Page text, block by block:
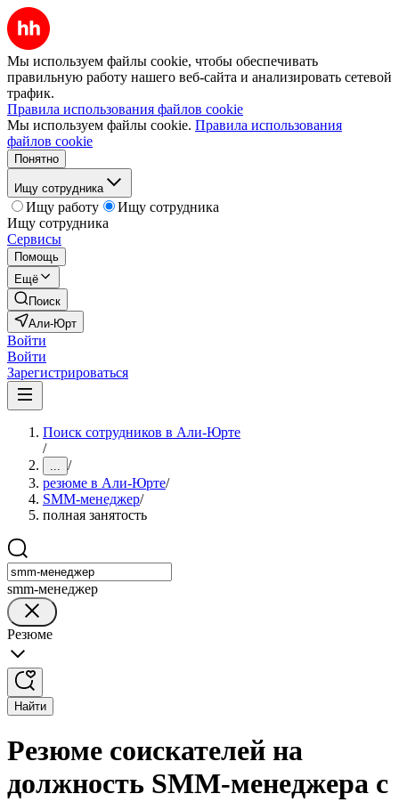
Мы используем файлы cookie, чтобы обеспечивать
правильную работу нашего веб-сайта и анализировать сетевой
трафик.
Правила использования файлов cookie
Мы используем файлы cookie. Правила использования
файлов cookie
Понятно
Ищу сотрудника
Ищу работу
Ищу сотрудника
Ищу сотрудника
Сервисы
Помощь
Ещё
Поиск
Али-Юрт
Войти
Войти
Зарегистрироваться
Поиск сотрудников в Али-Юрте
/
... /
резюме в Али-Юрте/
SMM-менеджер/
полная занятость
smm-менеджер
Резюме
Найти
Резюме соискателей на
должность SMM-менеджера с